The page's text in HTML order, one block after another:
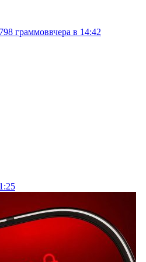
граммоввчера в 14:42